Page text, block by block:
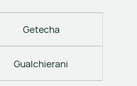
Getecha
Gualchierani